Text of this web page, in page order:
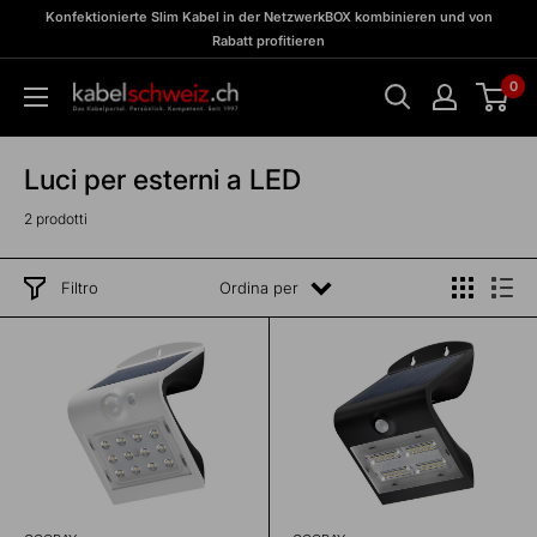
zu
BOX
Konfektionierte Slim Kabel in der NetzwerkBOX kombinieren und von
Rabatt profitieren
kabelschweiz 0
Luci per esterni a LED
2 prodotti
Filtro Ordina per